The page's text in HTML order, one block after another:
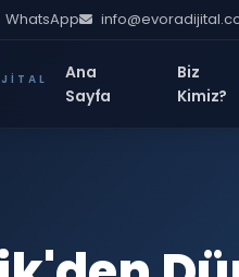
WhatsApp
Ana
Sayfa
Biz
Kimiz?